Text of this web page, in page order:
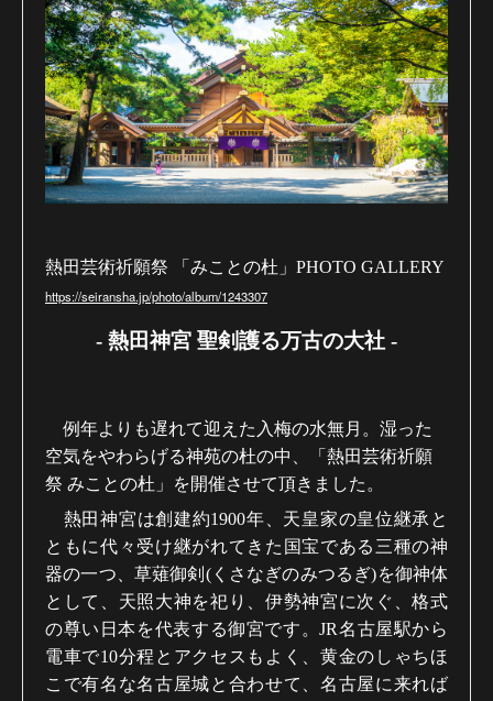
熱田芸術祈願祭 「みことの杜」 PHOTO GALLERY
https://seiransha.jp/photo/album/1243307
- 熱田神宮 聖剣護る万古の大社 -
例年よりも遅れて迎えた入梅の水無月。湿った
空気をやわらげる神苑の杜の中、「熱田芸術祈願
祭 みことの杜」を開催させて頂きました。
熱田神宮は創建約1900年、天皇家の皇位継承と
ともに代々受け継がれてきた国宝である三種の神
器の一つ、草薙御剣 (くさなぎのみつるぎ)を御神体
として、天照大神を祀り、伊勢神宮に次ぐ、格式
の尊い日本を代表する御宮です。JR名古屋駅から
電車で10分程とアクセスもよく、黄金のしゃちほ
こで有名な名古屋城と合わせて、名古屋に来れば